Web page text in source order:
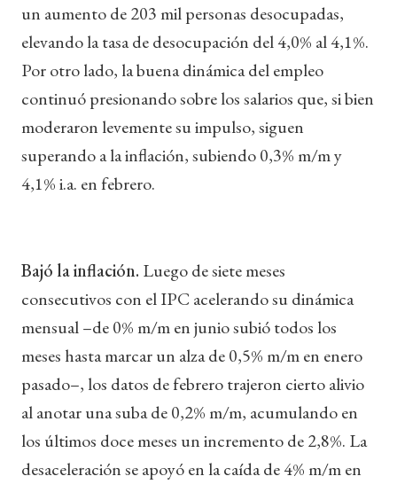
un aumento de 203 mil personas desocupadas,
elevando la tasa de desocupación del 4,0% al 4,1%.
Por otro lado, la buena dinámica del empleo
continuó presionando sobre los salarios que, si bien
moderaron levemente su impulso, siguen
superando a la inflación, subiendo 0,3% m/m y
4,1% i.a. en febrero.
Bajó la inflación. Luego de siete meses
consecutivos con el IPC acelerando su dinámica
mensual –de 0% m/m en junio subió todos los
meses hasta marcar un alza de 0,5% m/m en enero
pasado–, los datos de febrero trajeron cierto alivio
al anotar una suba de 0,2% m/m, acumulando en
los últimos doce meses un incremento de 2,8%. La
desaceleración se apoyó en la caída de 4% m/m en